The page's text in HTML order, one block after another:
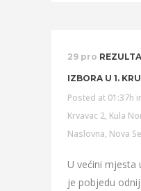
29 pro
IZBORA U 1.
Posted at 01:37h
Krvavac 2, Kula
Naslovna, Nova
U većini mjesta
je pobjedu